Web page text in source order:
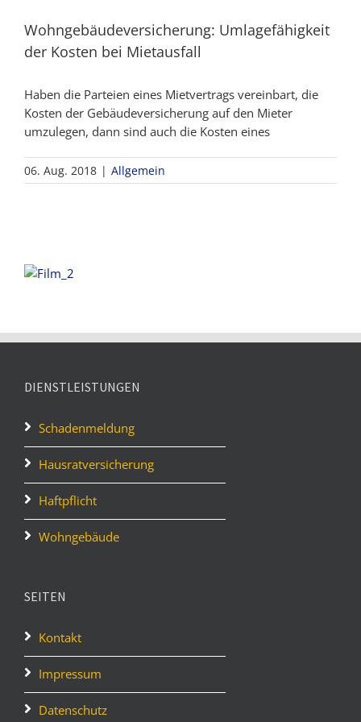
Wohngebäudeversicherung: Umlagefähigkeit
der Kosten bei Mietausfall
Haben die Parteien eines Mietvertrags vereinbart, die
Kosten der Gebäudeversicherung auf den Mieter
umzulegen, dann sind auch die Kosten eines
06. Aug. 2018 | Allgemein
DIENSTLEISTUNGEN
Schadenmeldung
Hausratversicherung
Haftpflicht
Wohngebäude
SEITEN
Kontakt
Impressum
Datenschutz